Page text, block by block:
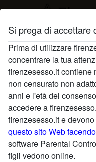
Si prega di accettare
Prima di utilizzare
concentrare la tua
firenzesesso.it
non censurato non
anni e l'età del
accedere a
firenzesesso.it e devono
questo sito Web
software Parental
figli vedono online.
Profilo di
radio_button_checked